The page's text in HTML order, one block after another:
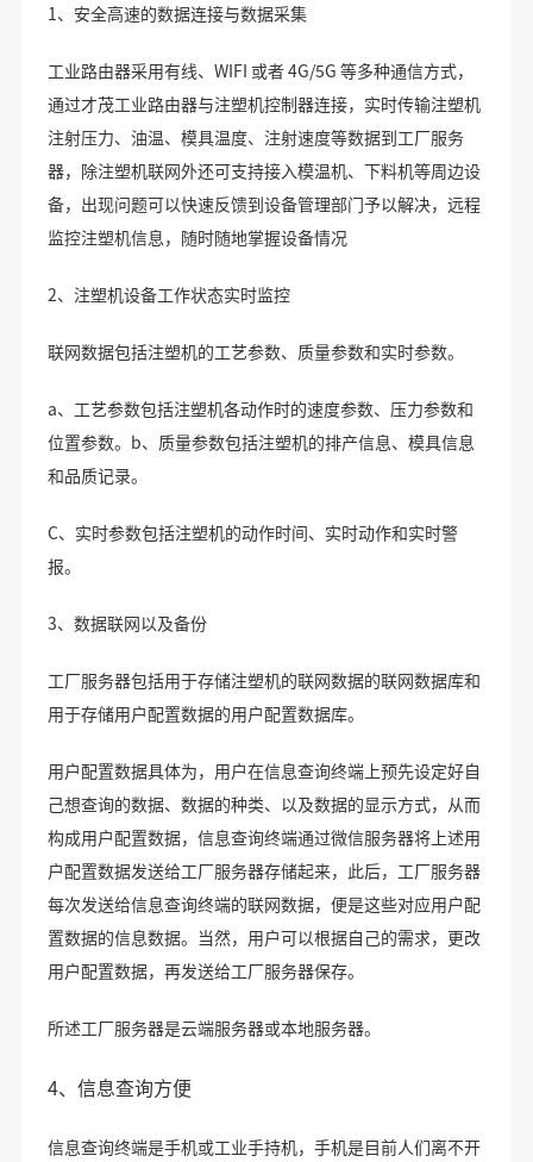
1、安全高速的数据连接与数据采集
工业路由器采用有线、WIFI 或者 4G/5G 等多种通信方式，
通过才茂工业路由器与注塑机控制器连接，实时传输注塑机
注射压力、油温、模具温度、注射速度等数据到工厂服务
器，除注塑机联网外还可支持接入模温机、下料机等周边设
备，出现问题可以快速反馈到设备管理部门予以解决，远程
监控注塑机信息，随时随地掌握设备情况
2、注塑机设备工作状态实时监控
联网数据包括注塑机的工艺参数、质量参数和实时参数。
a、工艺参数包括注塑机各动作时的速度参数、压力参数和
位置参数。b、质量参数包括注塑机的排产信息、模具信息
和品质记录。
C、实时参数包括注塑机的动作时间、实时动作和实时警
报。
3、数据联网以及备份
工厂服务器包括用于存储注塑机的联网数据的联网数据库和
用于存储用户配置数据的用户配置数据库。
用户配置数据具体为，用户在信息查询终端上预先设定好自
己想查询的数据、数据的种类、以及数据的显示方式，从而
构成用户配置数据，信息查询终端通过微信服务器将上述用
户配置数据发送给工厂服务器存储起来，此后，工厂服务器
每次发送给信息查询终端的联网数据，便是这些对应用户配
置数据的信息数据。当然，用户可以根据自己的需求，更改
用户配置数据，再发送给工厂服务器保存。
所述工厂服务器是云端服务器或本地服务器。
4、信息查询方便
信息查询终端是手机或工业手持机，手机是目前人们离不开